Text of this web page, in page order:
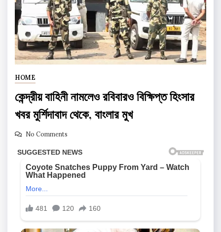
HOME
কেন্দ্রীয় বাহিনী নামলেও রবিবারও বিক্ষিপ্ত হিংসার
খবর মুর্শিদাবাদ থেকে, বাংলার মুখ
No Comments